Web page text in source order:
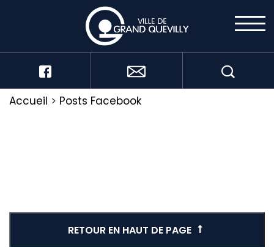
Accueil > Posts Facebook
RETOUR EN HAUT DE PAGE